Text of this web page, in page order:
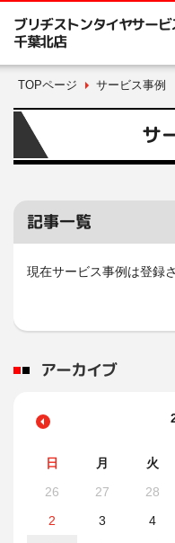
ブリヂストンタイヤサー
千葉北店
TOPページ サービス事例
サ
記事一覧
現在サービス事例は登録
アーカイブ
日 月 火
26
27 28
2
3 4